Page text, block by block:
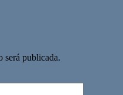
será publicada.